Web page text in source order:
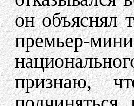
он объяснял
премьер-
признаю,